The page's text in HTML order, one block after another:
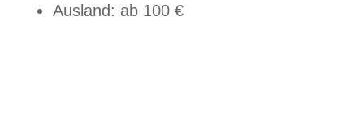
Ausland: ab 100 €